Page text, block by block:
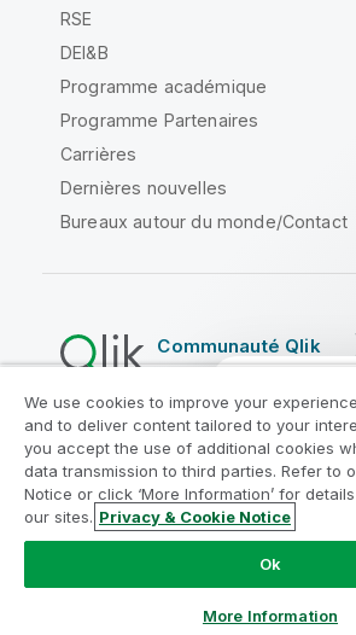
Discuter
RSE
DEI&B
Programme académique
Programme Partenaires
Carrières
Dernières nouvelles
Bureaux autour du monde/Contact
Communauté Qlik
Contrats juridiques
Conditions d'utilisation des produits
Legal Policies
Conditions légales
Conditions d'utilisation
Marques
Do Not Share My Info
Copyright © 1993-2026 QlikTech
We use cookies to improve your
and to deliver content tailored to your
you accept the use of additional cookies
data transmission to third parties. Refer to
Notice or click ‘More Information’ for
our sites. Privacy & Cookie Notice
Ok
More Information